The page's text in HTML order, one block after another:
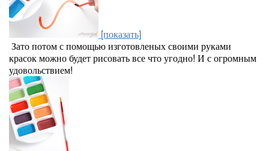
[показать]
Зато потом с помощью изготовленых своими руками
красок можно будет рисовать все что угодно! И с огромным
удовольствием!